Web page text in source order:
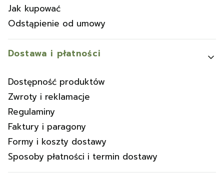
Jak kupować
Odstąpienie od umowy
Dostawa i płatności
Dostępność produktów
Zwroty i reklamacje
Regulaminy
Faktury i paragony
Formy i koszty dostawy
Sposoby płatności i termin dostawy